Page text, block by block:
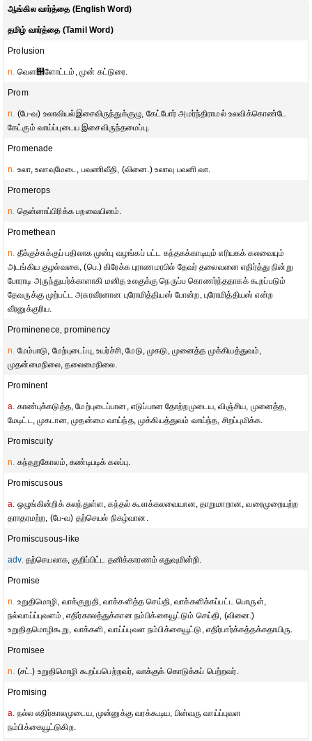
ஆங்கில வார்த்தை (English Word)
தமிழ் வார்த்தை (Tamil Word)
Prolusion
n. வௌ஢ளோட்டம், முன் கட்டுரை.
Prom
n. (பே-வ) உலாவியல்இசைவிருந்துக்குழு, கேட்போர் அமர்ந்திராமல் உலவிக்கொண்டே
கேட்கும் வாய்ப்புடைய இசைவிருந்தமைப்பு.
Promenade
n. உலா, உலாவுமேடை, பவணிவீதி, (வினை.) உலாவு பவனி வா.
Promerops
n. தென்னாப்பிரிக்க பறவையினம்.
Promethean
n. தீக்குச்சுக்குப் பதிலாக முன்பு வழங்கப் பட்ட கந்தகக்காடியும் எரியகக் கலவையும்
அடங்கிய குழல்வகை, (பெ.) கிரேக்க புராணமரபில் தேவர் தலைவனை எதிர்த்து நின்று
போராடி அருந்துயர்க்காளாகி மனித உலகுக்கு நெருப்ப கொணர்ந்ததாகக் கூறப்படும்
தேவருக்கு முற்பட்ட அசுரவீரனான புரோமித்தியஸ் போன்ற, புரோமித்தியஸ் என்ற
வீரனுக்குரிய.
Prominenece, prominency
n. மேம்பாடு, மேற்புடைப்பு, உயர்ச்சி, மேடு, முகடு, முனைத்த முக்கியத்துவம்,
முதன்மைநிலை, தலைமைநிலை.
Prominent
a. காண்புக்கடுத்த, மேற்புடைப்பான, எடுப்பான தோற்றமுடைய, விஞ்சிய, முனைத்த,
மேடிட்ட, முகடான, முதன்மை வாய்ந்த, முக்கியத்துவம் வாய்ந்த, சிறப்புமிக்க.
Promiscuity
n. கந்தறுகோலம், கண்டிபடிக் கலப்பு.
Promiscusous
a. ஒழுங்கின்றிக் கலந்துள்ள, கந்தல் கூளக்கலவையான, தாறுமாறான, வரைமுறையற்ற
தராதரமற்ற, (பே-வ) தற்செயல் நிகழ்வான.
Promiscusous-like
adv.தற்செயலாக, குறிப்பிட்ட தனிக்காரணம் எதுவுமின்றி.
Promise
n. உறுதிமொழி, வாக்குறுதி, வாக்களித்த செய்தி, வாக்களிக்கப்பட்ட பொருள்,
நல்வாய்ப்புவளம், எதிர்காலத்துக்கான நம்பிக்கையூட்டும் செய்தி, (வினை.)
உறுதிதமொழிகூறு, வாக்களி, வாய்ப்புவள நம்பிக்கையூட்டு, எதிர்பார்க்கத்தக்கதாயிரு.
Promisee
n. (சட்.) உறுதிமொழி கூறப்பபெற்றவர், வாக்குக் கொடுக்கப் பெற்றவர்.
Promising
a. நல்ல எதிர்காலமுடைய, முன்னுக்கு வரக்கூடிய, பின்வரு வாய்ப்புவள
நம்பிக்கையூட்டுகிற.